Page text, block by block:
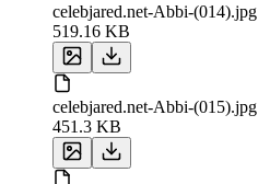
celebjared.net-Abbi-(014).jpg
519.16 KB
celebjared.net-Abbi-(015).jpg
451.3 KB